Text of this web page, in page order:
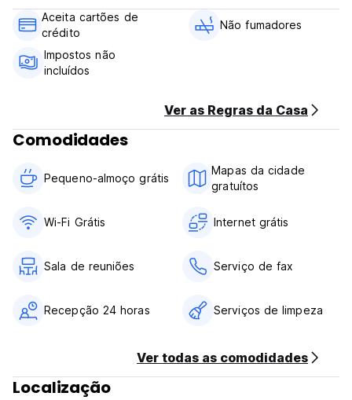
hotel evoca um ambiente descontraído e elegante.
A nossa equipa tem todo o prazer em ajudá-lo com
quaisquer questões que possa ter sobre Nova Iorque.
Por favor, tenha em atenção:
Política de cancelamento: 1 dia antes da chegada
Forma de pagamento à chegada: Dinheiro, Cartões de
Crédito, Cartões de Débito
O pequeno-almoço continental está incluído.
Os impostos não estão incluídos. (Auto-translated from
original language)
Aceita cartões de
crédito
Não fumadores
Impostos não
incluídos
Ver as Regras da Casa
Comodidades
Pequeno-almoço grátis
Mapas da cidade
gratuítos
Wi-Fi Grátis Internet grátis
Sala de reuniões Serviço de fax
Recepção 24 horas Serviços de limpeza
Ver todas as comodidades
Localização